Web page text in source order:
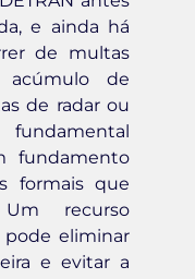
e ainda há
de multas
acúmulo de
de radar ou
fundamento
formais que
recurso
eliminar
e evitar a